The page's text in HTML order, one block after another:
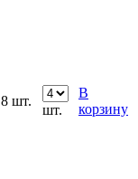
8 шт.
шт.
В
корзину